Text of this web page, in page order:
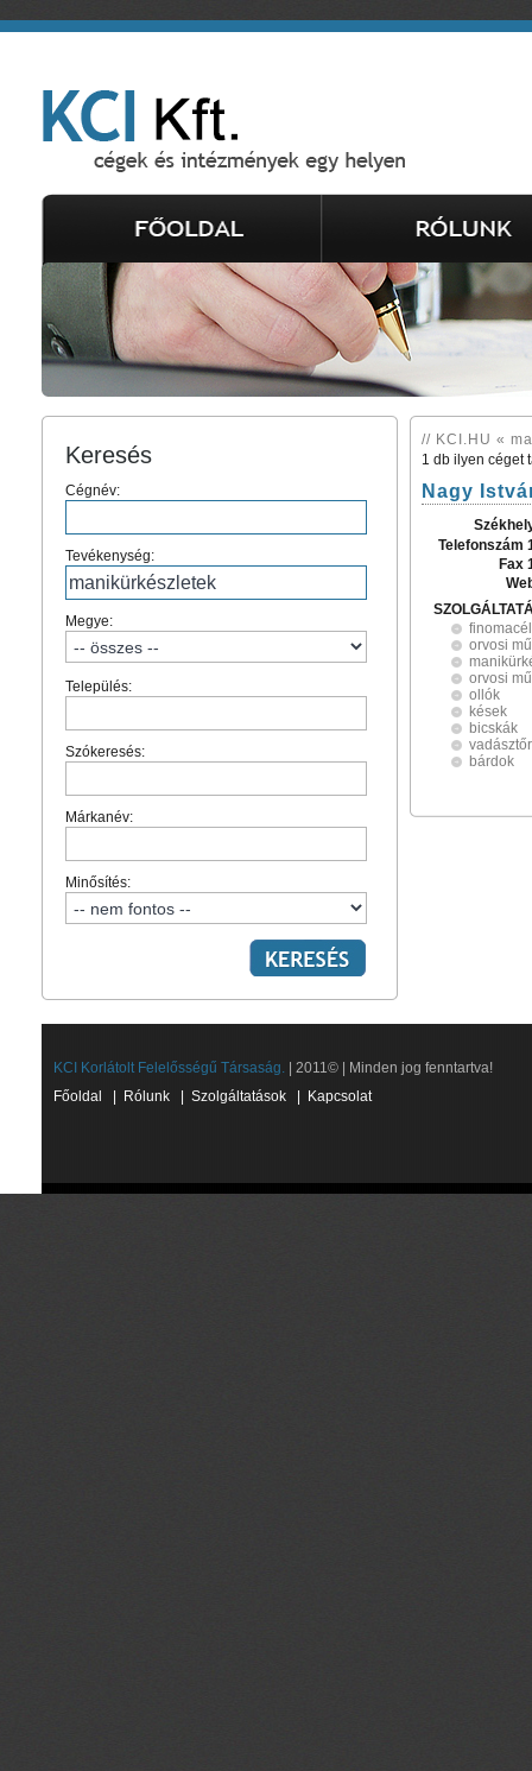
Keresés
Cégnév:
Tevékenység:
Megye:
Település:
Szókeresés:
Márkanév:
Minősítés:
// KCI.HU «
1 db ilyen céget
Nagy
Telefonszám
Fax
orvosi
orvosi
ollók
kések
bicskák
bárdok
KCI Korlátolt Felelősségű Társaság. | 2011© | Minden jog fenntartva!
Főoldal
Rólunk Szolgáltatások Kapcsolat